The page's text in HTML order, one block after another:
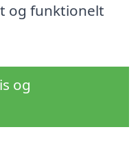
og funktionelt
og